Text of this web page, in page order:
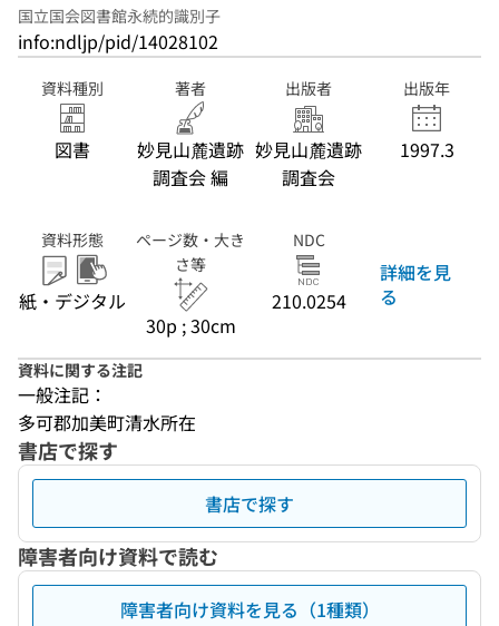
国立国会図書館永続的識別子
info:ndljp/pid/14028102
資料種別
図書
著者
妙見山麓遺跡
調査会 編
出版者
妙見山麓遺跡
調査会
出版年
1997.3
資料形態
紙・デジタル
ページ数・大き
さ等
30p ; 30cm
NDC
210.0254
詳細を見
る
資料に関する注記
一般注記：
多可郡加美町清水所在
書店で探す
書店で探す
障害者向け資料で読む
障害者向け資料を見る（1種類）